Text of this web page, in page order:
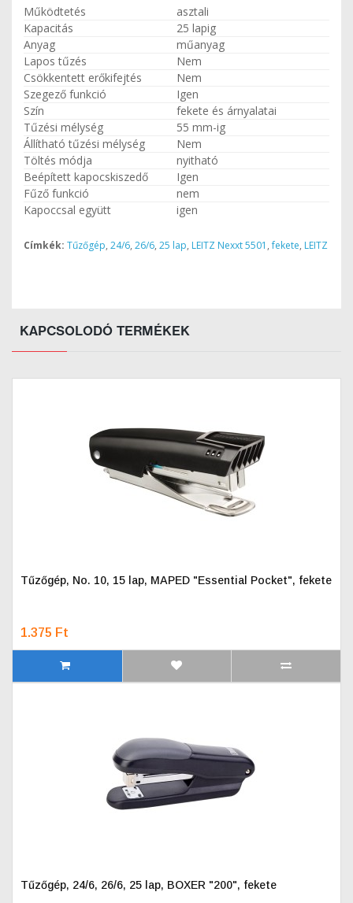
Működtetés
asztali
Kapacitás
25 lapig
Anyag
műanyag
Lapos tűzés
Nem
Csökkentett erőkifejtés
Nem
Szegező funkció
Igen
Szín
fekete és árnyalatai
Tűzési mélység
55 mm-ig
Állítható tűzési mélység
Nem
Töltés módja
nyitható
Beépített kapocskiszedő
Igen
Fűző funkció
nem
Kapoccsal együtt
igen
Címkék: Tűzőgép, 24/6, 26/6, 25 lap, LEITZ Nexxt 5501 ,fekete, LEITZ
KAPCSOLODÓ TERMÉKEK
Tűzőgép, No. 10, 15 lap, MAPED "Essential Pocket", fekete
1.375 Ft
Tűzőgép, 24/6, 26/6, 25 lap, BOXER "200", fekete